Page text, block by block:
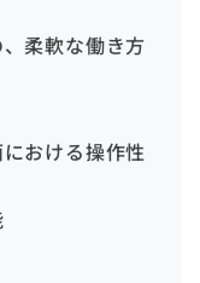
柔軟な働き方
おける操作性